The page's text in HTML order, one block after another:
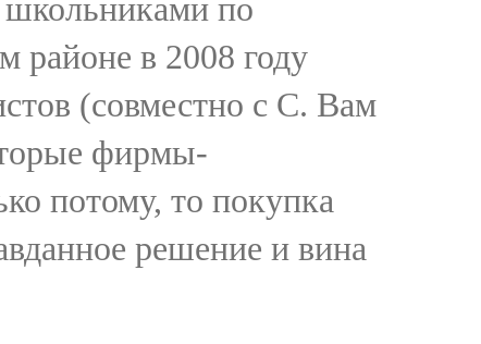
школьниками по
в 2008 году
(совместно с С. Вам
фирмы-
потому, то покупка
решение и вина